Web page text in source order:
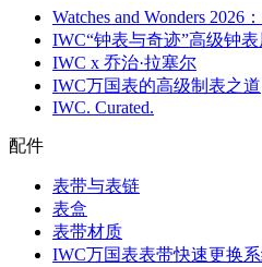
Watches and Wonders 2026
IWC“钟表与奇迹”高级钟表
IWC x 乔治·拉塞尔
IWC万国表的高级制表之道
IWC. Curated.
配件
表带与表链
表盒
表带材质
IWC万国表表带快速更换